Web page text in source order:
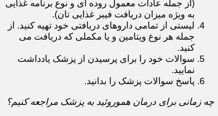
(از جمله عادات معمول روده ای و نوع برنامه غذایی
به ویژه میزان دریافت فیبر غذایی تان).
لیستی از تمامی داروهای دریافتی خود تهیه کنید. از
جمله هر نوع ویتامین و یا مکملی که دریافت می
کنید.
سوالات خود را برای پرسیدن از پزشک یادداشت
نمایید.
پاسخ سوالات پزشک را بدانید.
چه زمانی برای درمان هموروئید به پزشک مراجعه کنیم؟